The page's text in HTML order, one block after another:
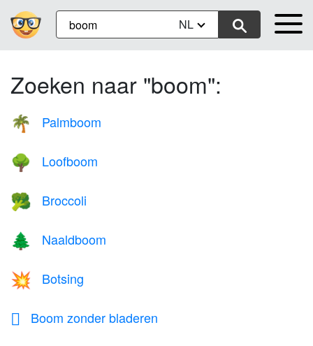
NL
Zoeken naar "boom":
🌴 Palmboom
🌳 Loofboom
🥦 Broccoli
🌲 Naaldboom
💥 Botsing
🪾 Boom zonder bladeren